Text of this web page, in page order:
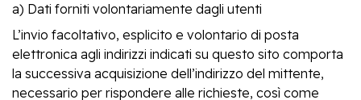
a) Dati forniti volontariamente dagli utenti
L’invio facoltativo, esplicito e volontario di posta
elettronica agli indirizzi indicati su questo sito comporta
la successiva acquisizione dell’indirizzo del mittente,
necessario per rispondere alle richieste, così come